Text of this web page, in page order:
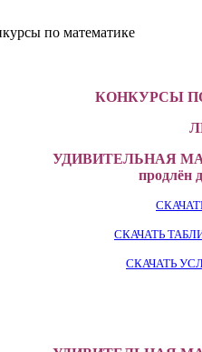
по математике
КОНКУРСЫ
УДИВИТЕЛЬНАЯ
продлён
СКАЧАТЬ
СКАЧАТЬ